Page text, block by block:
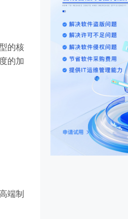
的核
的加
端制